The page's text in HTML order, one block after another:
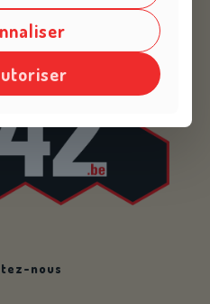
nous